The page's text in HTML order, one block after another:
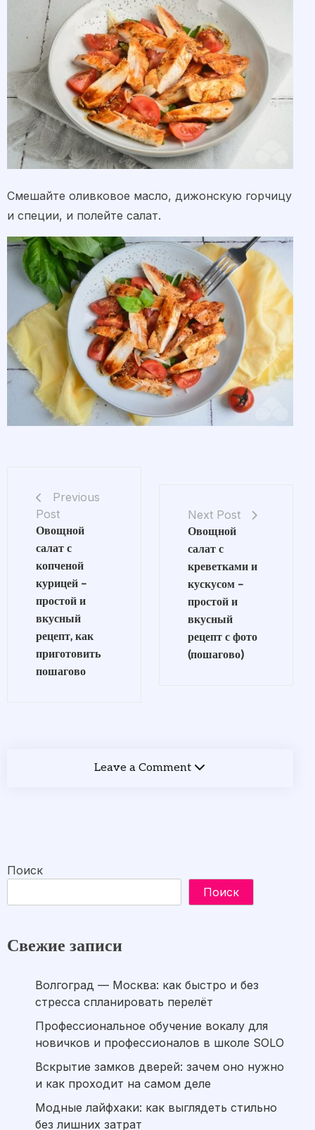
Смешайте оливковое масло, дижонскую горчицу
и специи, и полейте салат.
Previous
Post
Овощной
салат с
копченой
курицей –
простой и
вкусный
рецепт, как
приготовить
пошагово
Next Post
Овощной
салат с
креветками и
кускусом –
простой и
вкусный
рецепт с фото
(пошагово)
Leave a Comment
Поиск
Поиск
Свежие записи
Волгоград — Москва: как быстро и без
стресса спланировать перелёт
Профессиональное обучение вокалу для
новичков и профессионалов в школе SOLO
Вскрытие замков дверей: зачем оно нужно
и как проходит на самом деле
Модные лайфхаки: как выглядеть стильно
без лишних затрат